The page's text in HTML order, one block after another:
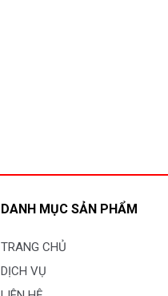
DANH MỤC SẢN PHẨM
TRANG CHỦ
DỊCH VỤ